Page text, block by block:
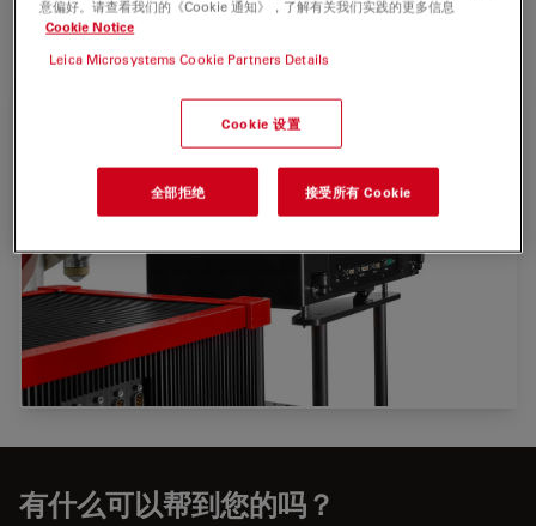
SP8 DIVE 为您带来理想实验结果！
有什么可以帮到您的吗？
意偏好。请查看我们的《Cookie 通知》，了解有关我们实践的更多信息
Cookie Notice
Leica Microsystems Cookie Partners Details
Cookie 设置
全部拒绝 接受所有 Cookie